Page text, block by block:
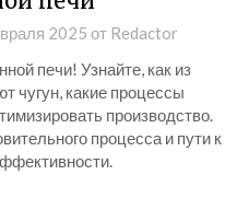
2025 от Redactor
печи! Узнайте, как из
чугун, какие процессы
производство.
процесса и пути к